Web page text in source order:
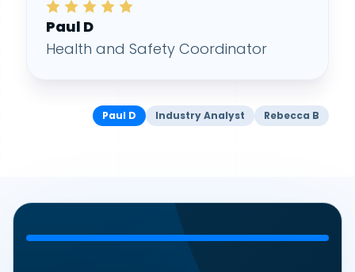
Paul D
Health and Safety Coordinator
Paul D Industry Analyst Rebecca B